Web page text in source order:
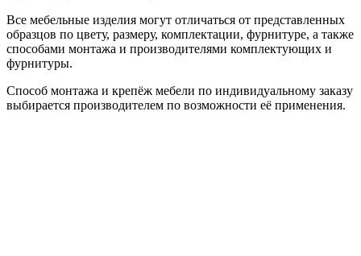
Все мебельные изделия могут отличаться от представленных
образцов по цвету, размеру, комплектации, фурнитуре, а также
способами монтажа и производителями комплектующих и
фурнитуры.
Способ монтажа и крепёж мебели по индивидуальному заказу
выбирается производителем по возможности её применения.